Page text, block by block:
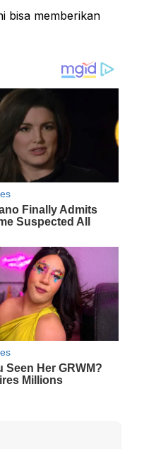
bisa memberikan